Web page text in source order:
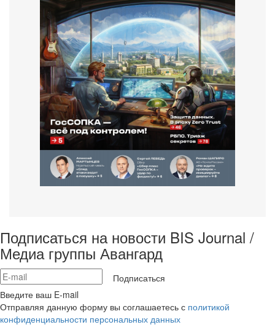
Подписаться на новости BIS Journal /
Медиа группы Авангард
Подписаться
Введите ваш E-mail
Отправляя данную форму вы соглашаетесь с политикой
конфиденциальности персональных данных